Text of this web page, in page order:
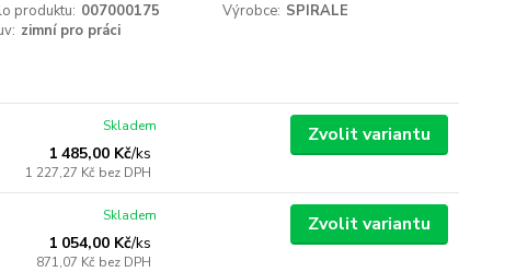
produktu: 007000175 Výrobce: SPIRALE
zimní pro práci
1 485,00 Kč/ks
1 227,27 Kč bez DPH
Skladem Zvolit variantu
1 054,00 Kč/ks
871,07 Kč bez DPH
Skladem Zvolit variantu